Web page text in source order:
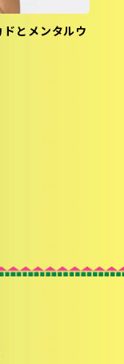
とメンタルウ